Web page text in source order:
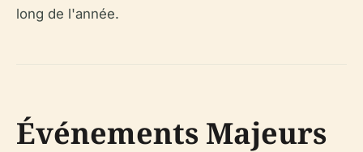
long de l'année.
Événements Majeurs